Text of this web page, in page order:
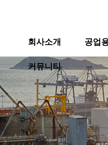
회사소개 공업
커뮤니티